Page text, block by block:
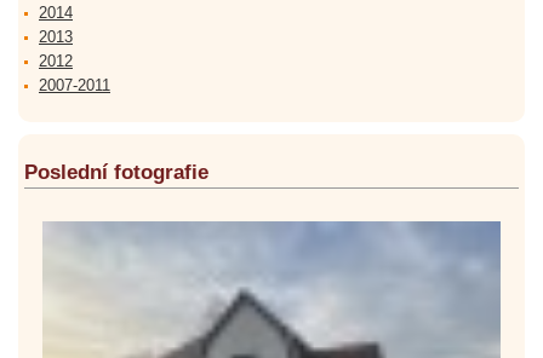
2014
2013
2012
2007-2011
Poslední fotografie